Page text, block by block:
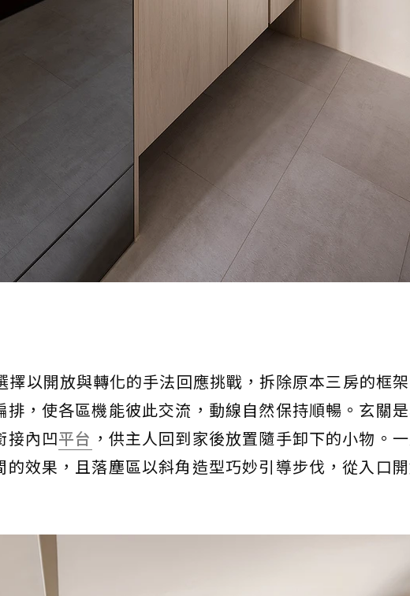
以開放與轉化的手法回應挑戰，拆除原本三房的框架
，使各區機能彼此交流，動線自然保持順暢。玄關
接內凹平台 ，供主人回到家後放置隨手卸下的小物。
效果，且落塵區以斜角造型巧妙引導步伐，從入口